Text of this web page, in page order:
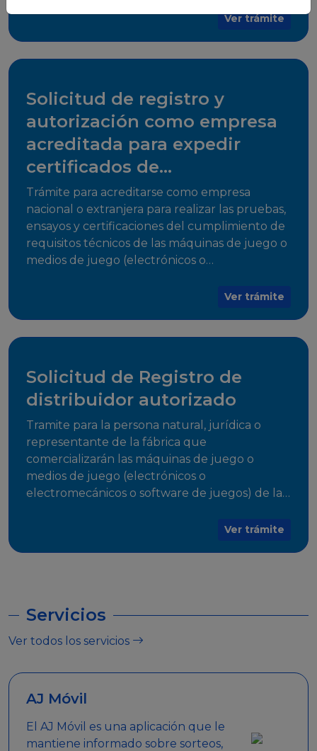
para su comercialización dentro del territorio
Ver trámite
Solicitud de registro y
autorización como empresa
acreditada para expedir
certificados de
cumplimiento
Trámite para acreditarse como empresa
nacional o extranjera para realizar las pruebas,
ensayos y certificaciones del cumplimiento de
requisitos técnicos de las máquinas de juego o
medios de juego (electrónicos o
medios de acceso al juego y juegos queVer trámite
Solicitud de Registro de
distribuidor autorizado
Tramite para la persona natural, jurídica o
representante de la fábrica que
comercializarán las máquinas de juego o
medios de juego (electrónicos o
electromecánicos o software de juegos) de las
Ver trámite
Servicios
Ver todos los servicios
AJ Móvil
El AJ Móvil es una aplicación que le
mantiene informado sobre sorteos,